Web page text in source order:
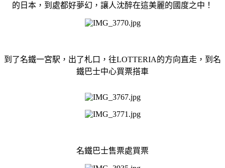
的日本，到處都好夢幻，讓人沈醉在這美麗的國度之中！
到了名鐵一宮駅，出了札口，往LOTTERIA的方向直走，到名
鐵巴士中心買票搭車
名鐵巴士售票處買票